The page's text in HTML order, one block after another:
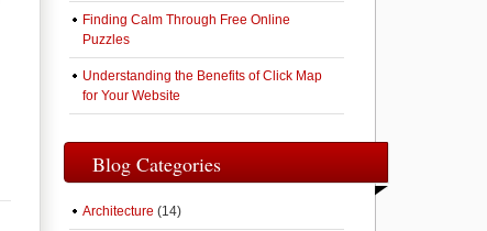
Finding Calm Through Free Online
Puzzles
Understanding the Benefits of Click Map
for Your Website
Blog Categories
Architecture (14)